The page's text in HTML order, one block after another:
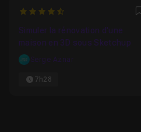
4.6666666666667
Simuler la rénovation d'une
maison en 3D sous Sketchup
Serge Aznar
7h28